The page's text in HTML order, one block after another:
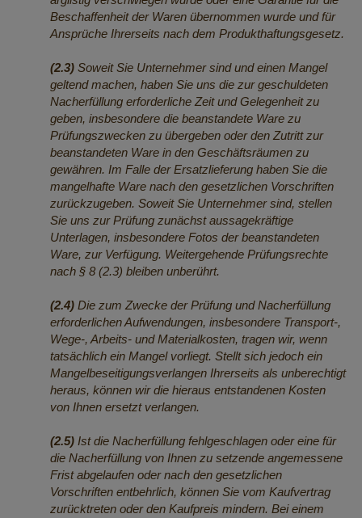
Beschaffenheit der Waren übernommen wurde und für
Ansprüche Ihrerseits nach dem Produkthaftungsgesetz.
(2.3) Soweit Sie Unternehmer sind und einen Mangel
geltend machen, haben Sie uns die zur geschuldeten
Nacherfüllung erforderliche Zeit und Gelegenheit zu
geben, insbesondere die beanstandete Ware zu
Prüfungszwecken zu übergeben oder den Zutritt zur
beanstandeten Ware in den Geschäftsräumen zu
gewähren. Im Falle der Ersatzlieferung haben Sie die
mangelhafte Ware nach den gesetzlichen Vorschriften
zurückzugeben. Soweit Sie Unternehmer sind, stellen
Sie uns zur Prüfung zunächst aussagekräftige
Unterlagen, insbesondere Fotos der beanstandeten
Ware, zur Verfügung. Weitergehende Prüfungsrechte
nach § 8 (2.3) bleiben unberührt.
(2.4) Die zum Zwecke der Prüfung und Nacherfüllung
erforderlichen Aufwendungen, insbesondere Transport-,
Wege-, Arbeits- und Materialkosten, tragen wir, wenn
tatsächlich ein Mangel vorliegt. Stellt sich jedoch ein
Mangelbeseitigungsverlangen Ihrerseits als unberechtigt
heraus, können wir die hieraus entstandenen Kosten
von Ihnen ersetzt verlangen.
(2.5) Ist die Nacherfüllung fehlgeschlagen oder eine für
die Nacherfüllung von Ihnen zu setzende angemessene
Frist abgelaufen oder nach den gesetzlichen
Vorschriften entbehrlich, können Sie vom Kaufvertrag
zurücktreten oder den Kaufpreis mindern. Bei einem